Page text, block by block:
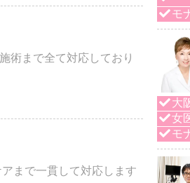
術まで全て対応しており
まで一貫して対応します
モ
大
女
モ